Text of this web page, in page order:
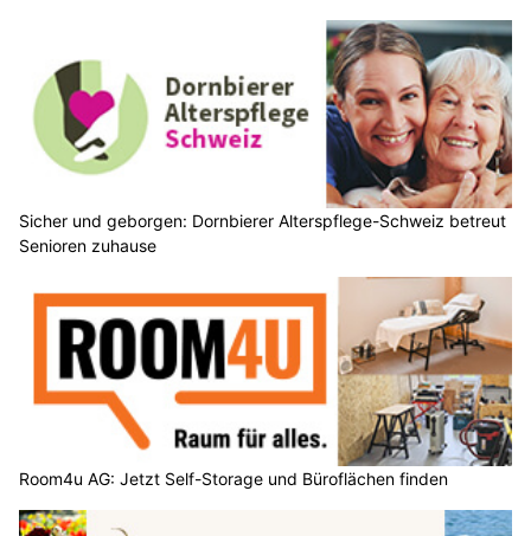
Sicher und geborgen: Dornbierer Alterspflege-Schweiz betreut
Senioren zuhause
Room4u AG: Jetzt Self-Storage und Büroflächen finden